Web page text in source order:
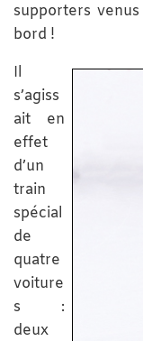
supporters
bord !
Il
s’agiss
ait en
effet
d’un
train
spécial
de
quatre
voiture
s :
deux